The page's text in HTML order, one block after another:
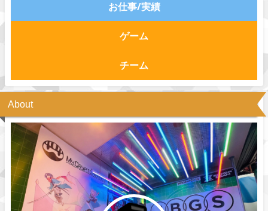
お仕事/実績
ゲーム
チーム
About